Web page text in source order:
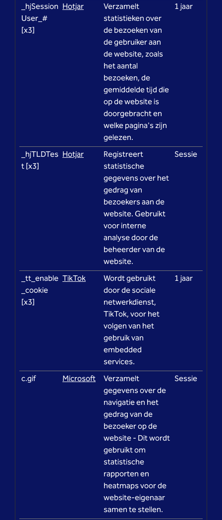
_hjSession
User_#
[x3]
Hotjar
Verzamelt
statistieken over
de bezoeken van
de gebruiker aan
de website, zoals
het aantal
bezoeken, de
gemiddelde tijd die
op de website is
doorgebracht en
welke pagina's zijn
gelezen.
1 jaar
_hjTLDTes
t [x3]
Hotjar
Registreert
statistische
gegevens over het
gedrag van
bezoekers aan de
website. Gebruikt
voor interne
analyse door de
beheerder van de
website.
Sessie
_tt_enable
_cookie
[x3]
TikTok
Wordt gebruikt
door de sociale
netwerkdienst,
TikTok, voor het
volgen van het
gebruik van
embedded
services.
1 jaar
c.gif Microsoft
Verzamelt
gegevens over de
navigatie en het
gedrag van de
bezoeker op de
website - Dit wordt
gebruikt om
statistische
rapporten en
heatmaps voor de
website-eigenaar
samen te stellen.
Sessie